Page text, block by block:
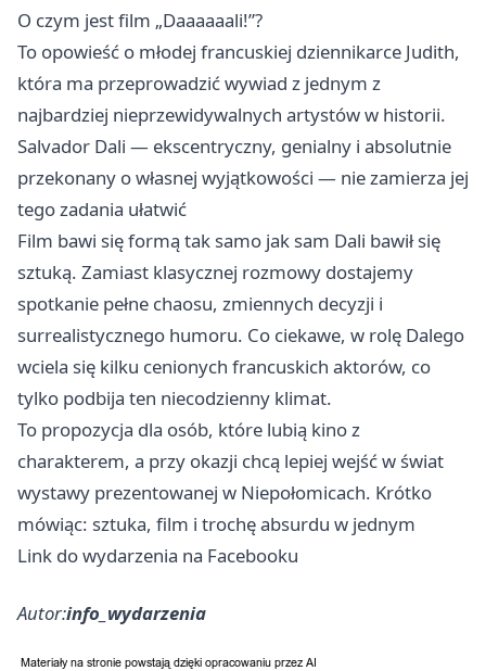
O czym jest film „Daaaaaali!”?
To opowieść o młodej francuskiej dziennikarce Judith,
która ma przeprowadzić wywiad z jednym z
najbardziej nieprzewidywalnych artystów w historii.
Salvador Dali — ekscentryczny, genialny i absolutnie
przekonany o własnej wyjątkowości — nie zamierza jej
tego zadania ułatwić
Film bawi się formą tak samo jak sam Dali bawił się
sztuką. Zamiast klasycznej rozmowy dostajemy
spotkanie pełne chaosu, zmiennych decyzji i
surrealistycznego humoru. Co ciekawe, w rolę Dalego
wciela się kilku cenionych francuskich aktorów, co
tylko podbija ten niecodzienny klimat.
To propozycja dla osób, które lubią kino z
charakterem, a przy okazji chcą lepiej wejść w świat
wystawy prezentowanej w Niepołomicach. Krótko
mówiąc: sztuka, film i trochę absurdu w jednym
Link do wydarzenia na Facebooku
Autor:info_wydarzenia